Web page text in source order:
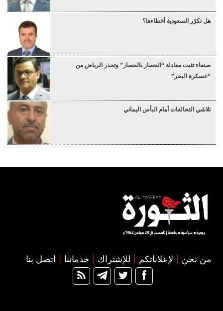
هل تكرّر السعودية أخطاءها؟
صنعاء تثبت معادلة “الحصار بالحصار” وتحذر الرياض من
“عسكرة البحر”
تلاشي التحالفات أمام البأس اليماني
من نحن لإعلاناتكم للإشتراك خدماتنا اتصل بنا